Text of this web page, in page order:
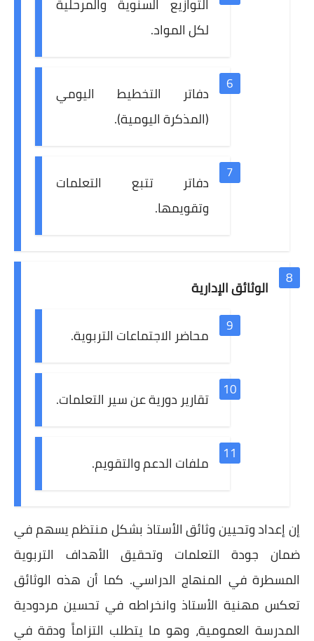
لكل المواد.
دفاتر التخطيط اليومي
(المذكرة اليومية).
دفاتر تتبع التعلمات
وتقويمها.
الوثائق الإدارية
محاضر الاجتماعات التربوية.
تقارير دورية عن سير التعلمات.
ملفات الدعم والتقويم.
إن إعداد وتحيين وثائق الأستاذ بشكل منتظم يسهم في
ضمان جودة التعلمات وتحقيق الأهداف التربوية
المسطرة في المنهاج الدراسي. كما أن هذه الوثائق
تعكس مهنية الأستاذ وانخراطه في تحسين مردودية
المدرسة العمومية، وهو ما يتطلب التزاماً ودقة في